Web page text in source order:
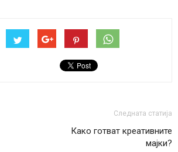
Следната статија
Како готват креативните
мајки?